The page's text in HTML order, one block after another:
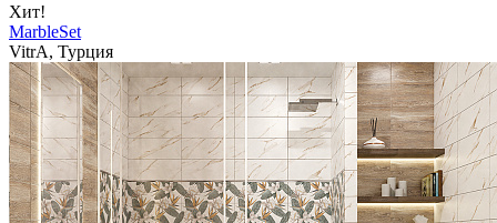
Хит!
MarbleSet
VitrA, Турция